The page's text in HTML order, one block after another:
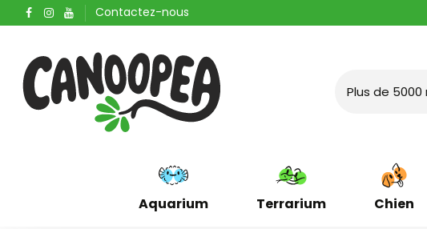
Contactez-nous
Aquarium Terrarium Chien